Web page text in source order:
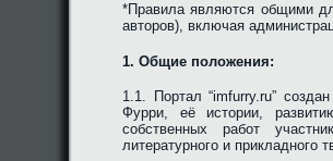
*Правила являются общими
авторов), включая
1. Общие положения:
1.1. Портал “imfurry.ru”
Фурри, её истории,
собственных работ
литературного и прикладного